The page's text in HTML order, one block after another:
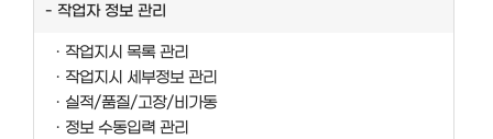
작업자 정보 관리
작업지시 목록 관리
작업지시 세부정보 관리
실적/품질/고장/비가동
정보 수동입력 관리